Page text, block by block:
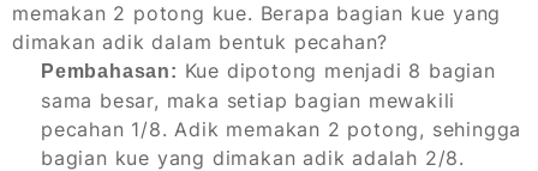
memakan 2 potong kue. Berapa bagian kue yang
dimakan adik dalam bentuk pecahan?
Pembahasan: Kue dipotong menjadi 8 bagian
sama besar, maka setiap bagian mewakili
pecahan 1/8. Adik memakan 2 potong, sehingga
bagian kue yang dimakan adik adalah 2/8.